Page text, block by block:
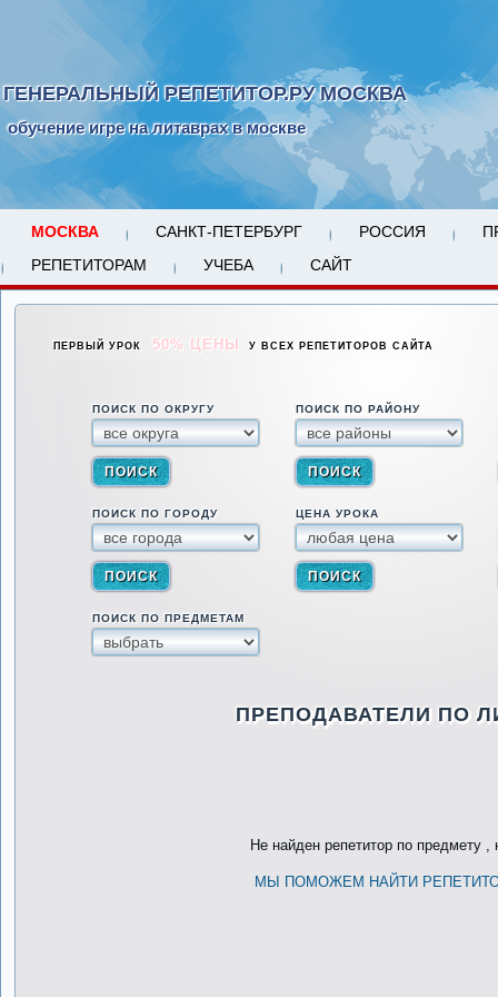
ГЕНЕРАЛЬНЫЙ РЕПЕТИТОР.РУ МОСКВА
обучение игре на литаврах в москве
МОСКВА САНКТ-ПЕТЕРБУРГ РОССИЯ
РЕПЕТИТОРАМ
УЧЕБА САЙТ
ПЕРВЫЙ УРОК 50% ЦЕНЫ У ВСЕХ РЕПЕТИТОРОВ САЙТА
ПОИСК ПО ОКРУГУ ПОИСК ПО РАЙОНУ
ПОИСК ПО ГОРОДУ ЦЕНА УРОКА
ПОИСК ПО ПРЕДМЕТАМ
ПРЕПОДАВАТЕЛИ ПО
Не найден репетитор по предмету ,
МЫ ПОМОЖЕМ НАЙТИ